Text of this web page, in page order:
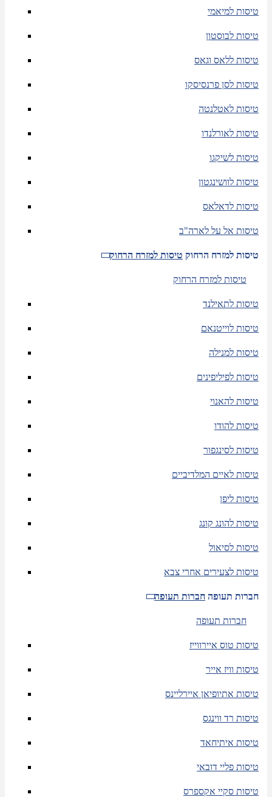
טיסות למיאמי
טיסות לבוסטון
טיסות ללאס וגאס
טיסות לסן פרנסיסקו
טיסות לאטלנטה
טיסות לאורלנדו
טיסות לשיקגו
טיסות לוושינגטון
טיסות לדאלאס
טיסות אל על לארה"ב
טיסות למזרח הרחוק טיסות למזרח הרחוק
טיסות למזרח הרחוק
טיסות לתאילנד
טיסות לוייטנאם
טיסות למנילה
טיסות לפיליפינים
טיסות להאנוי
טיסות להודו
טיסות לסינגפור
טיסות לאיים המלדיביים
טיסות ליפן
טיסות להונג קונג
טיסות לסיאול
טיסות לצעירים אחרי צבא
חברות תעופה חברות תעופה
חברות תעופה
טיסות טוס איירווייז
טיסות וויז אייר
טיסות אתיופיאן איירליינס
טיסות רד ווינגס
טיסות איתיחאד
טיסות פליי דובאי
טיסות סקיי אקספרס